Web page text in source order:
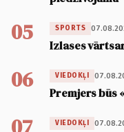
05 SPORTS
Izlases
06 VIEDOKĻI
Premjers būs
VIEDOKĻI